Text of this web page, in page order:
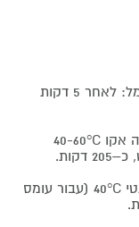
מעבר למצב "כיבוי אוטומטי" לחיסכון בחשמל: לאחר 5 דקות
נתוני צריכת מים, חשמל וזמן לתוכנית כותנה אקו 40-60°C
נתוני צריכת מים, חשמל וזמן לתוכנית סינתטי 40°C (עבור עומס